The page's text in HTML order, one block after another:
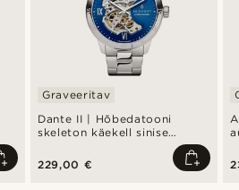
Dante II | Hõbedatooni
skeleton käekell sinise
Graveeritav
229,00 €